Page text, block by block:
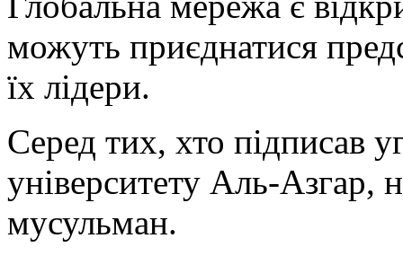
можуть приєднатися
їх лідери.
Серед тих, хто підписав
університету Аль-Азгар,
мусульман.